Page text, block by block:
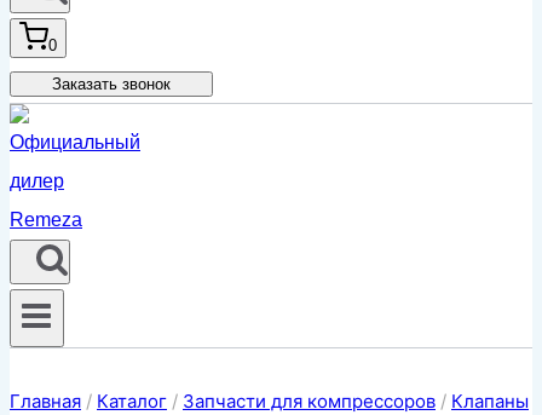
0
Заказать звонок
Главная / Каталог / Запчасти для компрессоров / Клапаны